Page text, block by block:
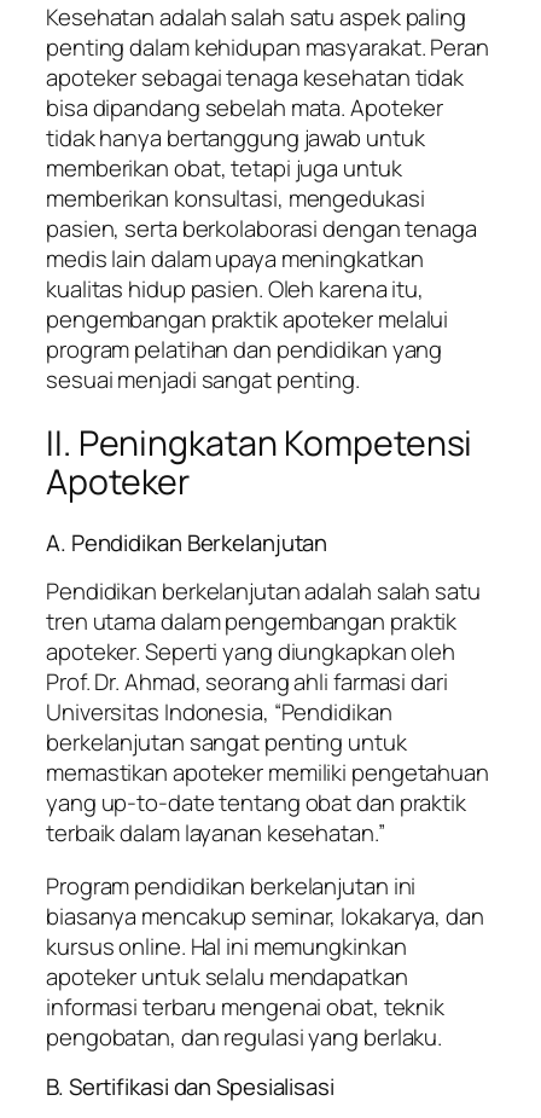
Kesehatan adalah salah satu aspek paling
penting dalam kehidupan masyarakat. Peran
apoteker sebagai tenaga kesehatan tidak
bisa dipandang sebelah mata. Apoteker
tidak hanya bertanggung jawab untuk
memberikan obat, tetapi juga untuk
memberikan konsultasi, mengedukasi
pasien, serta berkolaborasi dengan tenaga
medis lain dalam upaya meningkatkan
kualitas hidup pasien. Oleh karena itu,
pengembangan praktik apoteker melalui
program pelatihan dan pendidikan yang
sesuai menjadi sangat penting.
II. Peningkatan Kompetensi
Apoteker
A. Pendidikan Berkelanjutan
Pendidikan berkelanjutan adalah salah satu
tren utama dalam pengembangan praktik
apoteker. Seperti yang diungkapkan oleh
Prof. Dr. Ahmad, seorang ahli farmasi dari
Universitas Indonesia, “Pendidikan
berkelanjutan sangat penting untuk
memastikan apoteker memiliki pengetahuan
yang up-to-date tentang obat dan praktik
terbaik dalam layanan kesehatan.”
Program pendidikan berkelanjutan ini
biasanya mencakup seminar, lokakarya, dan
kursus online. Hal ini memungkinkan
apoteker untuk selalu mendapatkan
informasi terbaru mengenai obat, teknik
pengobatan, dan regulasi yang berlaku.
B. Sertifikasi dan Spesialisasi